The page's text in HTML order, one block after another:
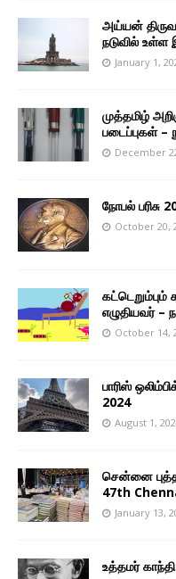
அய்யன்
நடுவில்
January 1,
முத்தமிழ்
படைப்புகள்
December
நோபல்
October 20,
கட்டெறும்பும்
எழுதியவர் –
October 14,
பாரிஸ்
2024
August 1,
சென்னை
47th
January 13,
உத்தமர்